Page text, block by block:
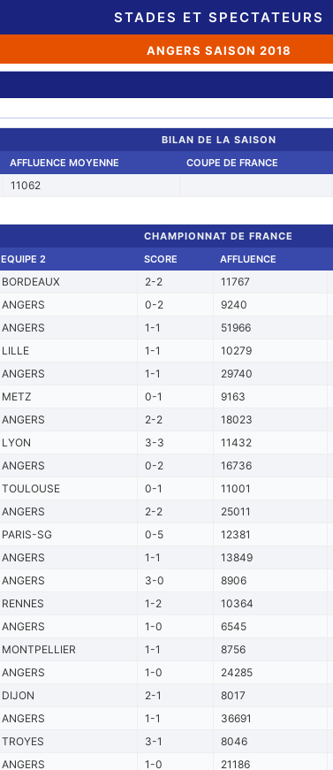
STADES ET SPECTATEURS
ANGERS SAISON 2018
BILAN DE LA SAISON
AFFLUENCE MOYENNE COUPE DE FRANCE
11062
CHAMPIONNAT DE FRANCE
EQUIPE 2 SCORE AFFLUENCE
BORDEAUX 2-2
11767
ANGERS 0-2
9240
ANGERS 1-1
51966
LILLE 1-1
10279
ANGERS 1-1
29740
METZ 0-1
9163
ANGERS 2-2 18023
LYON 3-3
11432
ANGERS 0-2
16736
TOULOUSE 0-1
11001
ANGERS 2-2
25011
PARIS-SG 0-5
12381
ANGERS 1-1
13849
ANGERS 3-0
8906
RENNES 1-2
10364
ANGERS 1-0
6545
MONTPELLIER 1-1
8756
ANGERS 1-0
24285
DIJON 2-1
8017
ANGERS 1-1 36691
TROYES 3-1
8046
ANGERS 1-0
21186